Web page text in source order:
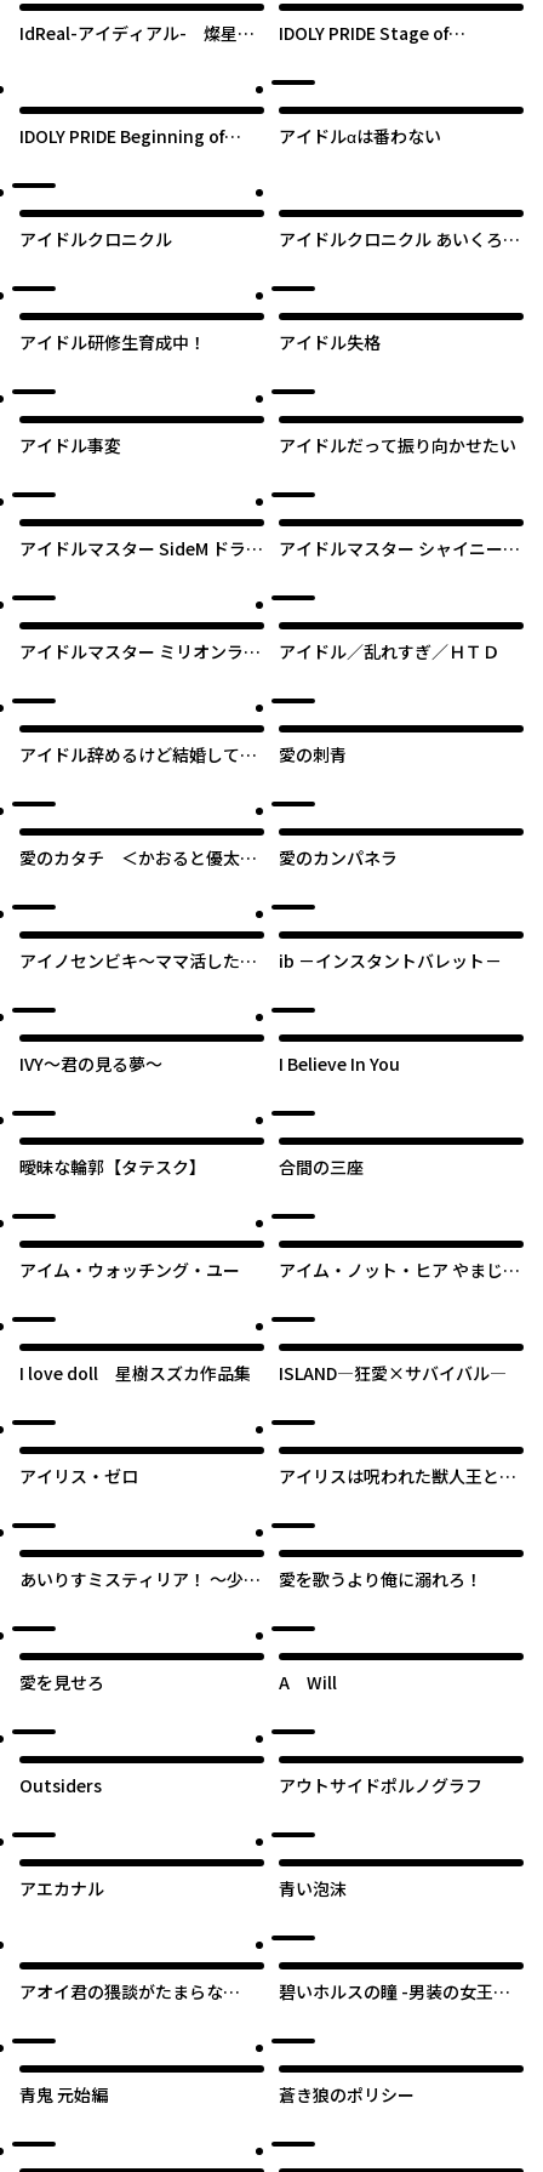
IdReal-アイディアル- 燦星の
IDOLY PRIDE Stage of
IDOLY PRIDE Beginning of
アイドルαは番わない
アイドルクロニクル
アイドルクロニクル あいくろ4
アイドル研修生育成中！ アイドル失格
アイドル事変 アイドルだって振り向かせたい
アイドルマスター SideM ドラマ
アイドルマスター シャイニーカ
アイドルマスター ミリオンライ
アイドル／乱れすぎ／ＨＴＤ
アイドル辞めるけど結婚してく
愛の刺青
愛のカタチ ＜かおると優太の
愛のカンパネラ
アイノセンビキ～ママ活したら
ib －インスタントバレット－
IVY～君の見る夢～ I Believe In You
曖昧な輪郭【タテスク】 合間の三座
アイム・ウォッチング・ユー
アイム・ノット・ヒア やまじえ
I love doll 星樹スズカ作品集 ISLAND―狂愛×サバイバル―
アイリス・ゼロ
アイリスは呪われた獣人王と最
あいりすミスティリア！ ～少女
愛を歌うより俺に溺れろ！
愛を見せろ A Will
Outsiders アウトサイドポルノグラフ
アエカナル 青い泡沫
アオイ君の猥談がたまらな
碧いホルスの瞳 -男装の女王の
青鬼 元始編 蒼き狼のポリシー